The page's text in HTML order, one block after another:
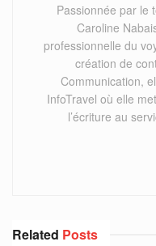
Passionnée par le
Caroline
professionnelle du
création de
Communication,
InfoTravel où elle
l’écriture au
Related Posts